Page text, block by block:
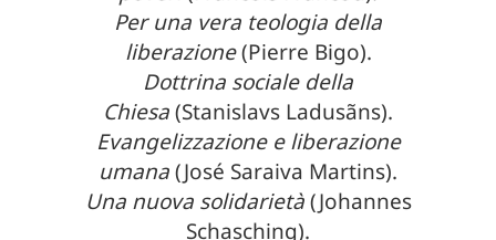
Per una vera teologia della
liberazione(Pierre Bigo).
Dottrina sociale della
Chiesa(Stanislavs Ladusãns).
Evangelizzazione e liberazione
umana(José Saraiva Martins).
Una nuova solidarietà(Johannes
Schasching).